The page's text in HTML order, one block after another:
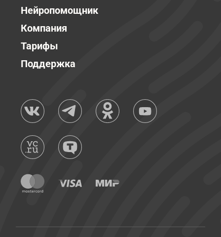
Нейропомощник
Компания
Тарифы
Поддержка